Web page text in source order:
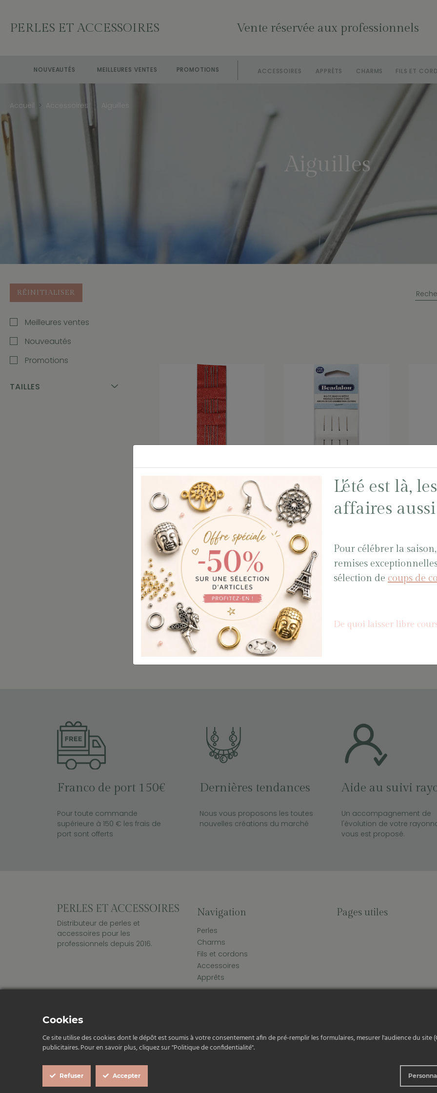
Vente réservée aux professionnels
PERLES ET ACCESSOIRES
NOUVEAUTÉS MEILLEURES VENTES PROMOTIONS ACCESSOIRES APPRÊTS CHARMS FILS ET
Accueil Accessoires Aiguilles
Aiguilles
RÉINITIALISER
Meilleures ventes
Nouveautés
Promotions
TAILLES
5 AIGUILLES
ARGENT 0.42*54
mm Sachet
AIGUIL001
4 AIGUILLES
SOUPLES
BEADALON
ARGENT 0.58*57
mm Sachet
AIGUIL002
1
Franco de port 150€
Pour toute commande
supérieure à 150 € les frais de
port sont offerts
Dernières tendances
Nous vous proposons les toutes
nouvelles créations du marché
Aide au suivi
Un accompagnement de
l'évolution de votre
vous est proposé.
Distributeur de perles et
accessoires pour les
professionnels depuis 2016.
Navigation
Perles
Charms
Fils et cordons
Accessoires
Apprêts
Pages utiles
L'été est là,
affaires
Pour célébrer la
remises
sélection de coups de
De quoi laisser libre
Cookies
Ce site utilise des cookies dont le dépôt est soumis à votre consentement afin de pré-remplir les formulaires, mesurer l'audience du site
publicitaires. Pour en savoir plus, cliquez sur "Politique de confidentialité".
Refuser Accepter